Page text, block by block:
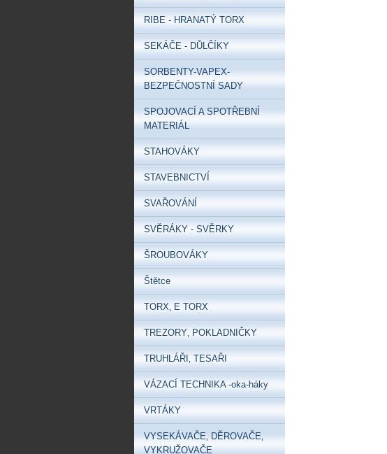
RIBE - HRANATÝ TORX
SEKÁČE - DŮLČÍKY
SORBENTY-VAPEX-
BEZPEČNOSTNÍ SADY
SPOJOVACÍ A SPOTŘEBNÍ
MATERIÁL
STAHOVÁKY
STAVEBNICTVÍ
SVAŘOVÁNÍ
SVĚRÁKY - SVĚRKY
ŠROUBOVÁKY
Štětce
TORX‚ E TORX
TREZORY‚ POKLADNIČKY
TRUHLÁŘI‚ TESAŘI
VÁZACÍ TECHNIKA -oka-háky
VRTÁKY
VYSEKÁVAČE‚ DĚROVAČE‚
VYKRUŽOVAČE